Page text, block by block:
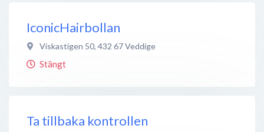
IconicHairbollan
Viskastigen 50, 432 67Veddige
Stängt
Ta tillbaka kontrollen